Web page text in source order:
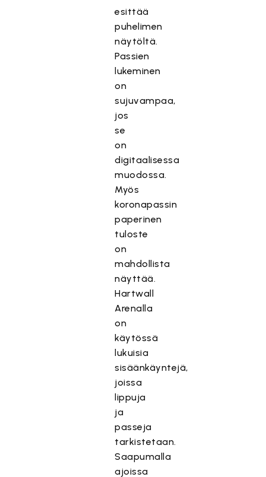
esittää
puhelimen
näytöltä.
Passien
lukeminen
on
sujuvampaa,
jos
se
on
digitaalisessa
muodossa.
Myös
koronapassin
paperinen
tuloste
on
mahdollista
näyttää.
Hartwall
Arenalla
on
käytössä
lukuisia
sisäänkäyntejä,
joissa
lippuja
ja
passeja
tarkistetaan.
Saapumalla
ajoissa